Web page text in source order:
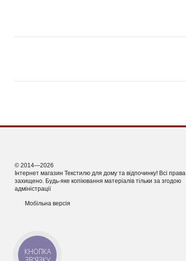
© 2014—2026
Інтернет магазин Текстилю для дому та відпочинку! Всі права
захищено. Будь-яке копіювання матеріалів тільки за згодою
адміністрації
Мобільна версія
КНОПКА